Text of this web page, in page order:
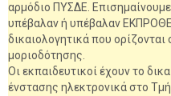
αρμόδιο ΠΥΣΔΕ.
υπέβαλαν ή υπέβαλαν
δικαιολογητικά που
μοριοδότησης.
Οι εκπαιδευτικοί έχουν το
ένστασης ηλεκτρονικά στο